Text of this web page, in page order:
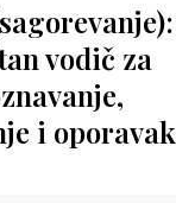
vodič za
i oporavak